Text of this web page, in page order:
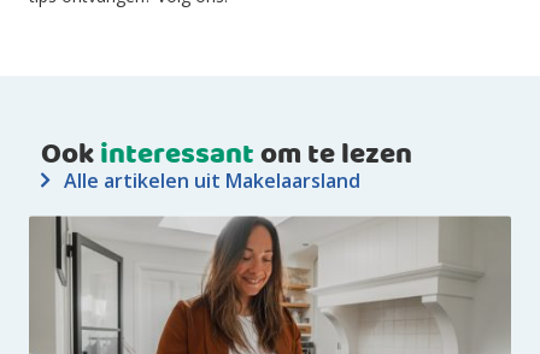
Ookinteressantom te lezen
Alle artikelen uit Makelaarsland